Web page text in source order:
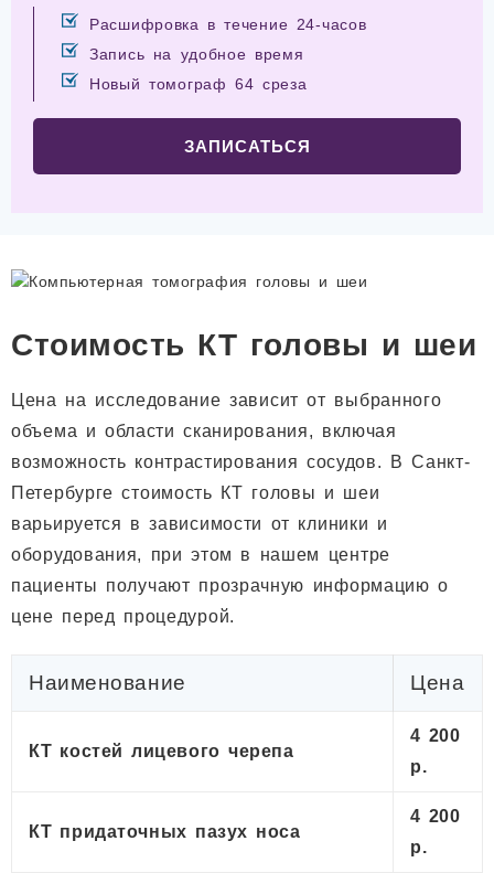
Расшифровка в течение 24-часов
Запись на удобное время
Новый томограф 64 среза
ЗАПИСАТЬСЯ
Стоимость КТ головы и шеи
Цена на исследование зависит от выбранного
объема и области сканирования, включая
возможность контрастирования сосудов. В Санкт-
Петербурге стоимость КТ головы и шеи
варьируется в зависимости от клиники и
оборудования, при этом в нашем центре
пациенты получают прозрачную информацию о
цене перед процедурой.
Наименование Цена
КТ костей лицевого черепа
4 200
р.
КТ придаточных пазух носа
4 200
р.